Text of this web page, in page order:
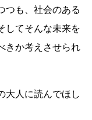
つも、社会のある
してそんな未来を
きか考えさせられ
大人に読んでほし